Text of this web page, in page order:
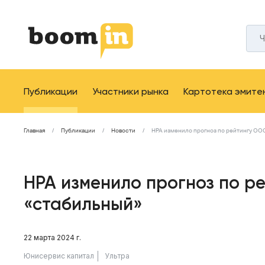
Публикации Участники рынка Картотека
Главная Публикации Новости НРА изменило прогноз по рейтингу
НРА изменило прогноз по
«стабильный»
22 марта 2024 г.
Юнисервис капитал Ультра